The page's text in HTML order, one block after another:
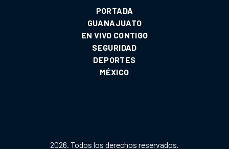
PORTADA
GUANAJUATO
EN VIVO CONTIGO
SEGURIDAD
DEPORTES
MÉXICO
2026. Todos los derechos reservados.